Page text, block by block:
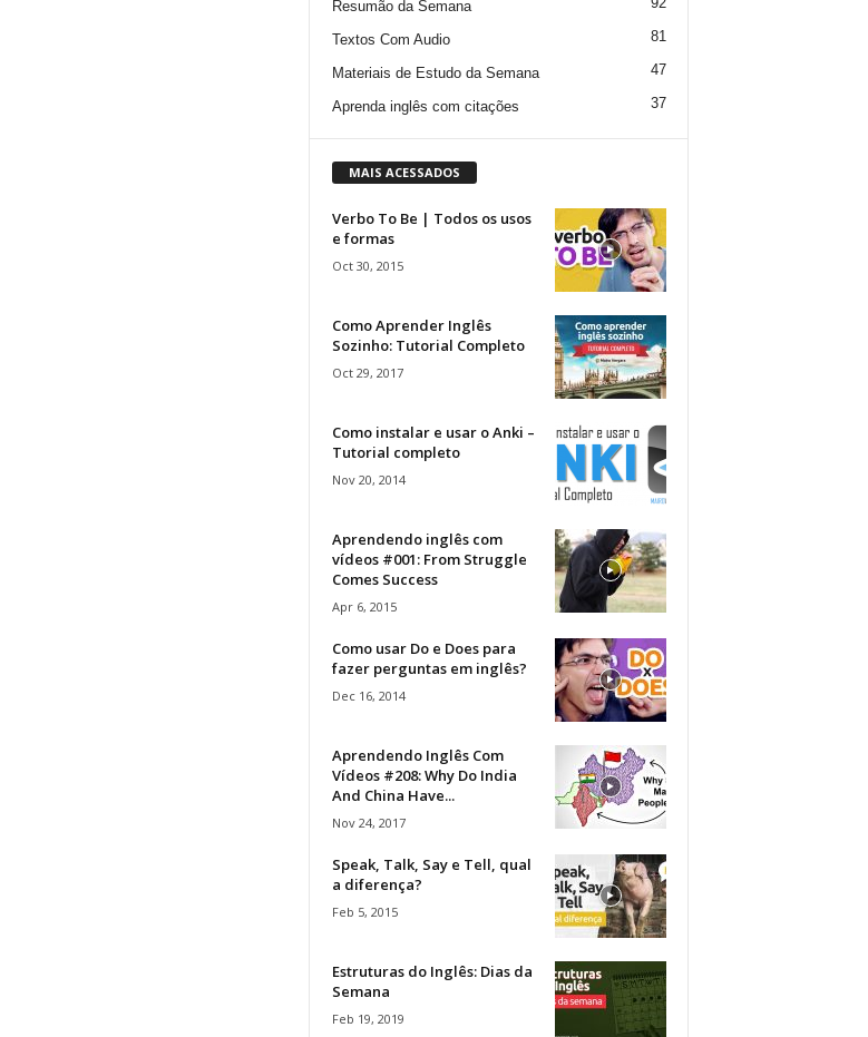
Resumão da Semana
Textos Com Audio 81
Materiais de Estudo da Semana 47
Aprenda inglês com citações 37
MAIS ACESSADOS
Verbo To Be | Todos os usos
e formas
Oct 30, 2015
Como Aprender Inglês
Sozinho: Tutorial Completo
Oct 29, 2017
Como instalar e usar o Anki –
Tutorial completo
Nov 20, 2014
Aprendendo inglês com
vídeos #001: From Struggle
Comes Success
Apr 6, 2015
Como usar Do e Does para
fazer perguntas em inglês?
Dec 16, 2014
Aprendendo Inglês Com
Vídeos #208: Why Do India
And China Have...
Nov 24, 2017
Speak, Talk, Say e Tell, qual
a diferença?
Feb 5, 2015
Estruturas do Inglês: Dias da
Semana
Feb 19, 2019